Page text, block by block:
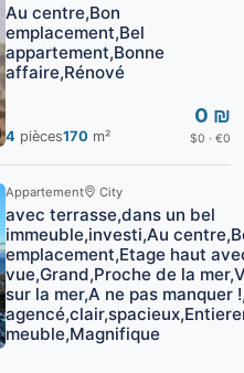
Au centre,Bon
emplacement,Bel
appartement,Bonne
affaire,Rénové
4 pièces170 m²
0 ₪
$0 · €0
Appartement City
avec terrasse,dans un bel
immeuble,investi,Au
emplacement,Etage haut
vue,Grand,Proche de la
sur la mer,A ne pas manquer
meuble,Magnifique